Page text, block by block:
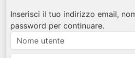
Inserisci il tuo indirizzo email,
password per continuare.